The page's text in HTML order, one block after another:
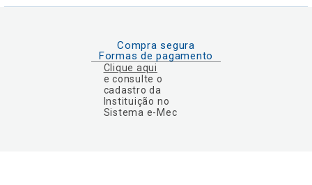
Compra segura
Formas de pagamento
Clique aqui
e consulte o
cadastro da
Instituição no
Sistema e-Mec